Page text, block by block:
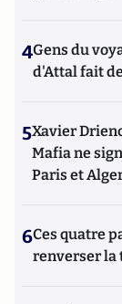
4Gens du
d'Attal fait
5Xavier
Mafia ne
Paris et
6Ces quatre
renverser la